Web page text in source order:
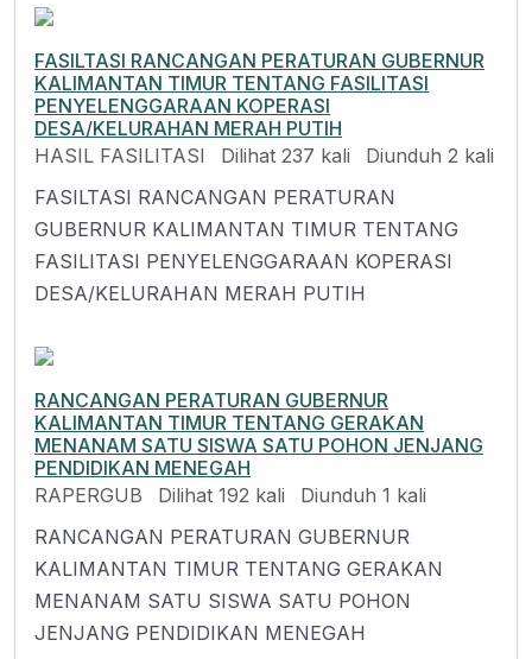
FASILTASI RANCANGAN PERATURAN GUBERNUR
KALIMANTAN TIMUR TENTANG FASILITASI
PENYELENGGARAAN KOPERASI
DESA/KELURAHAN MERAH PUTIH
HASIL FASILITASI
Dilihat 237 kali
Diunduh 2 kali
FASILTASI RANCANGAN PERATURAN
GUBERNUR KALIMANTAN TIMUR TENTANG
FASILITASI PENYELENGGARAAN KOPERASI
DESA/KELURAHAN MERAH PUTIH
RANCANGAN PERATURAN GUBERNUR
KALIMANTAN TIMUR TENTANG GERAKAN
MENANAM SATU SISWA SATU POHON JENJANG
PENDIDIKAN MENEGAH
RAPERGUB
Dilihat 192 kali
Diunduh 1 kali
RANCANGAN PERATURAN GUBERNUR
KALIMANTAN TIMUR TENTANG GERAKAN
MENANAM SATU SISWA SATU POHON
JENJANG PENDIDIKAN MENEGAH